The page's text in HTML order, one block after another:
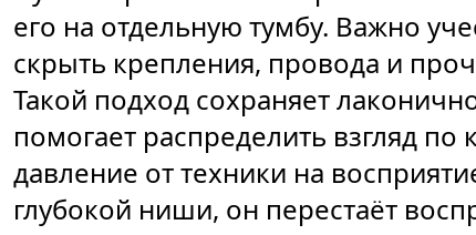
его на отдельную тумбу. Важно
скрыть крепления, провода и
Такой подход сохраняет
помогает распределить взгляд
давление от техники на
глубокой ниши, он перестаёт